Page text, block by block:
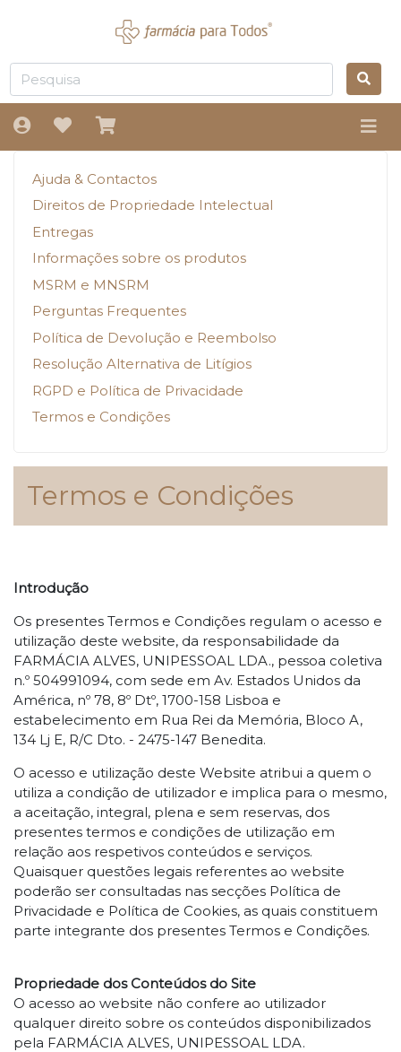
Ajuda & Contactos
Direitos de Propriedade Intelectual
Entregas
Informações sobre os produtos
MSRM e MNSRM
Perguntas Frequentes
Política de Devolução e Reembolso
Resolução Alternativa de Litígios
RGPD e Política de Privacidade
Termos e Condições
Termos e Condições
Introdução
Os presentes Termos e Condições regulam o acesso e
utilização deste website, da responsabilidade da
FARMÁCIA ALVES, UNIPESSOAL LDA., pessoa coletiva
n.º 504991094, com sede em Av. Estados Unidos da
América, nº 78, 8º Dtº, 1700-158 Lisboa e
estabelecimento em Rua Rei da Memória, Bloco A,
134 Lj E, R/C Dto. - 2475-147 Benedita.
O acesso e utilização deste Website atribui a quem o
utiliza a condição de utilizador e implica para o mesmo,
a aceitação, integral, plena e sem reservas, dos
presentes termos e condições de utilização em
relação aos respetivos conteúdos e serviços.
Quaisquer questões legais referentes ao website
poderão ser consultadas nas secções Política de
Privacidade e Política de Cookies, as quais constituem
parte integrante dos presentes Termos e Condições.
Propriedade dos Conteúdos do Site
O acesso ao website não confere ao utilizador
qualquer direito sobre os conteúdos disponibilizados
pela FARMÁCIA ALVES, UNIPESSOAL LDA.